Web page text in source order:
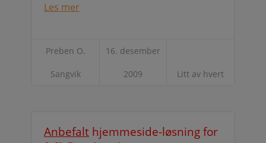
Les mer
Preben O.
Sangvik
16. desember
2009 Litt av hvert
Anbefalt hjemmeside-løsning for